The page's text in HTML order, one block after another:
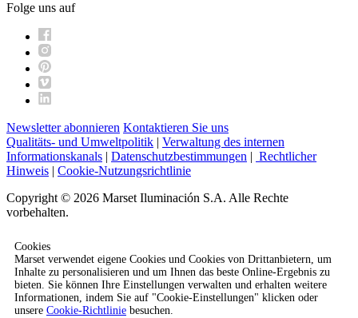
Folge uns auf
Newsletter abonnieren Kontaktieren Sie uns
Qualitäts- und Umweltpolitik | Verwaltung des internen
Informationskanals | Datenschutzbestimmungen | Rechtlicher
Hinweis | Cookie-Nutzungsrichtlinie
Copyright © 2026 Marset Iluminación S.A. Alle Rechte
vorbehalten.
Cookies
Marset verwendet eigene Cookies und Cookies von Drittanbietern, um
Inhalte zu personalisieren und um Ihnen das beste Online-Ergebnis zu
bieten. Sie können Ihre Einstellungen verwalten und erhalten weitere
Informationen, indem Sie auf "Cookie-Einstellungen" klicken oder
unsere Cookie-Richtlinie besuchen.